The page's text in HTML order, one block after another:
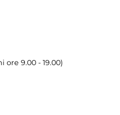
9.00 - 19.00)